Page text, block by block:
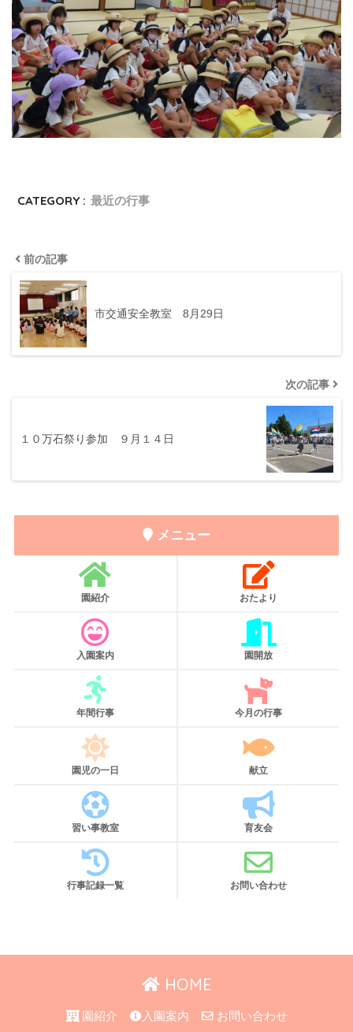
CATEGORY : 最近の行事
前の記事
市交通安全教室 8月29日
次の記事
１０万石祭り参加 ９月１４日
メニュー
園紹介 おたより
入園案内 園開放
年間行事 今月の行事
園児の一日 献立
習い事教室 育友会
行事記録一覧 お問い合わせ
HOME
園紹介 入園案内 お問い合わせ